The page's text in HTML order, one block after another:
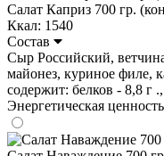
Салат Каприз 700 гр.
Ккал: 1540
Состав
Сыр Российский,
майонез, куриное филе,
содержит: белков - 8,8 г
Энергетическая